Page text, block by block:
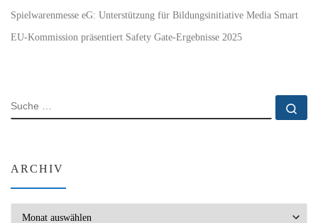
Spielwarenmesse eG: Unterstützung für Bildungsinitiative Media Smart
EU-Kommission präsentiert Safety Gate-Ergebnisse 2025
SUCHE
ARCHIV